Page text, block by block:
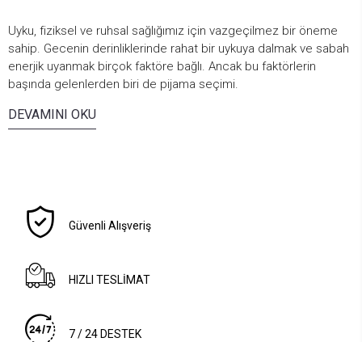
Uyku, fiziksel ve ruhsal sağlığımız için vazgeçilmez bir öneme
sahip. Gecenin derinliklerinde rahat bir uykuya dalmak ve sabah
enerjik uyanmak birçok faktöre bağlı. Ancak bu faktörlerin
başında gelenlerden biri de pijama seçimi.
DEVAMINI OKU
Güvenli Alışveriş
HIZLI TESLİMAT
7 / 24 DESTEK